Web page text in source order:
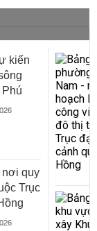
kiến
nơi quy
Trục